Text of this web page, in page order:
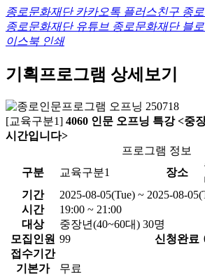
종로문화재단 카카오톡 플러스친구 종
종로문화재단 유튜브 종로문화재단 블
이스북 인쇄
기획프로그램 상세보기
[교육구분1] 4060 인문 오프닝 특강 <중
시간입니다>
프로그램 정보
구분
교육구분1 장소
기간
2025-08-05(Tue) ~ 2025-08-
시간
19:00 ~ 21:00
대상
중장년(40~60대) 30명
모집인원 99 신청완료
접수기간
기본가
무료